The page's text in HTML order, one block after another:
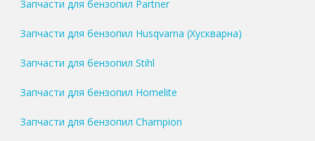
Запчасти для бензопил Partner
Запчасти для бензопил Husqvarna (Хускварна)
Запчасти для бензопил Stihl
Запчасти для бензопил Homelite
Запчасти для бензопил Champion